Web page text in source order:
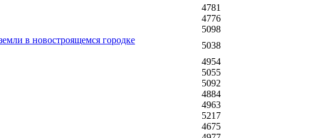
4781
4776
5098
в новостроящемся городке
5038
4954
5055
5092
4884
4963
5217
4675